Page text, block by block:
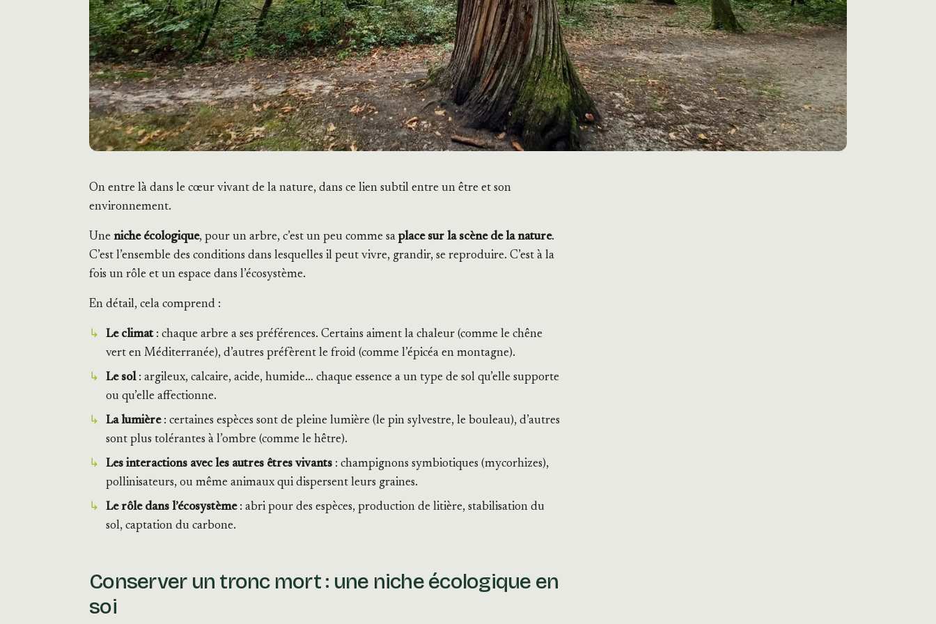
On entre là dans le cœur vivant de la nature, dans ce lien subtil entre un être et son
environnement.
Une niche écologique, pour un arbre, c’est un peu comme saplace sur la scène de la nature.
C’est l’ensemble des conditions dans lesquelles il peut vivre, grandir, se reproduire. C’est à la
fois un rôle et un espace dans l’écosystème.
En détail, cela comprend :
Le climat: chaque arbre a ses préférences. Certains aiment la chaleur (comme le chêne
vert en Méditerranée), d’autres préfèrent le froid (comme l’épicéa en montagne).
Le sol: argileux, calcaire, acide, humide… chaque essence a un type de sol qu’elle supporte
ou qu’elle affectionne.
La lumière: certaines espèces sont de pleine lumière (le pin sylvestre, le bouleau), d’autres
sont plus tolérantes à l’ombre (comme le hêtre).
Les interactions avec les autres êtres vivants : champignons symbiotiques (mycorhizes),
pollinisateurs, ou même animaux qui dispersent leurs graines.
Le rôle dans l’écosystème: abri pour des espèces, production de litière, stabilisation du
sol, captation du carbone.
Conserver un tronc mort : une niche écologique en
soi